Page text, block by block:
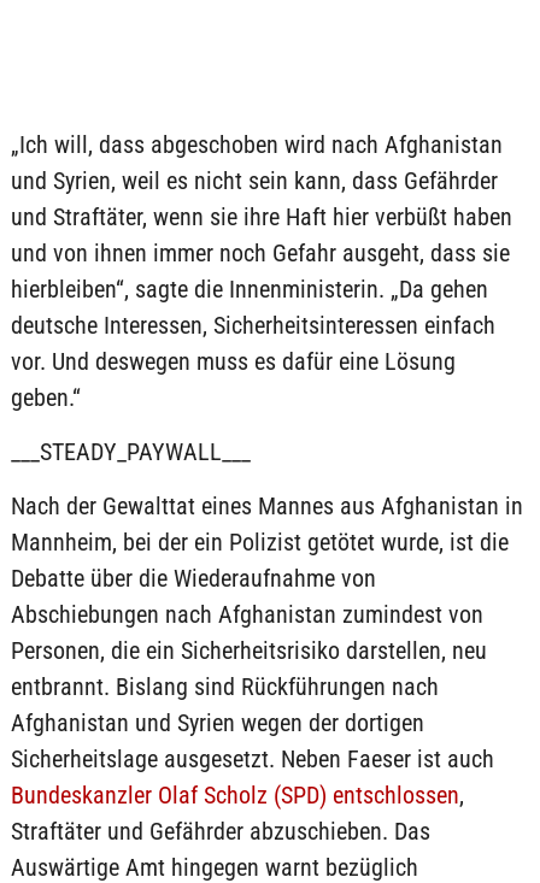
„Ich will, dass abgeschoben wird nach Afghanistan
und Syrien, weil es nicht sein kann, dass Gefährder
und Straftäter, wenn sie ihre Haft hier verbüßt haben
und von ihnen immer noch Gefahr ausgeht, dass sie
hierbleiben“, sagte die Innenministerin. „Da gehen
deutsche Interessen, Sicherheitsinteressen einfach
vor. Und deswegen muss es dafür eine Lösung
geben.“
___STEADY_PAYWALL___
Nach der Gewalttat eines Mannes aus Afghanistan in
Mannheim, bei der ein Polizist getötet wurde, ist die
Debatte über die Wiederaufnahme von
Abschiebungen nach Afghanistan zumindest von
Personen, die ein Sicherheitsrisiko darstellen, neu
entbrannt. Bislang sind Rückführungen nach
Afghanistan und Syrien wegen der dortigen
Sicherheitslage ausgesetzt. Neben Faeser ist auch
Bundeskanzler Olaf Scholz (SPD) entschlossen,
Straftäter und Gefährder abzuschieben. Das
Auswärtige Amt hingegen warnt bezüglich